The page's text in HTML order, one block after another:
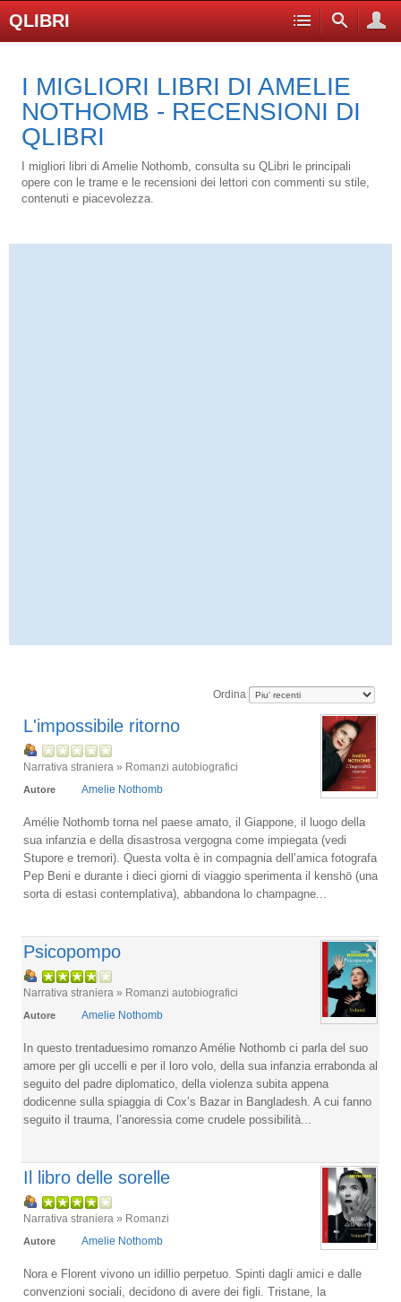
QLIBRI
I MIGLIORI LIBRI DI AMELIE
NOTHOMB - RECENSIONI DI
QLIBRI
I migliori libri di Amelie Nothomb, consulta su QLibri le principali
opere con le trame e le recensioni dei lettori con commenti su stile,
contenuti e piacevolezza.
Ordina
L'impossibile ritorno
Narrativa straniera » Romanzi autobiografici
Autore Amelie Nothomb
Amélie Nothomb torna nel paese amato, il Giappone, il luogo della
sua infanzia e della disastrosa vergogna come impiegata (vedi
Stupore e tremori). Questa volta è in compagnia dell’amica fotografa
Pep Beni e durante i dieci giorni di viaggio sperimenta il kenshō (una
sorta di estasi contemplativa), abbandona lo champagne...
Psicopompo
Narrativa straniera » Romanzi autobiografici
Autore Amelie Nothomb
In questo trentaduesimo romanzo Amélie Nothomb ci parla del suo
amore per gli uccelli e per il loro volo, della sua infanzia errabonda al
seguito del padre diplomatico, della violenza subita appena
dodicenne sulla spiaggia di Cox’s Bazar in Bangladesh. A cui fanno
seguito il trauma, l’anoressia come crudele possibilità...
Il libro delle sorelle
Narrativa straniera » Romanzi
Autore Amelie Nothomb
Nora e Florent vivono un idillio perpetuo. Spinti dagli amici e dalle
convenzioni sociali, decidono di avere dei figli. Tristane, la